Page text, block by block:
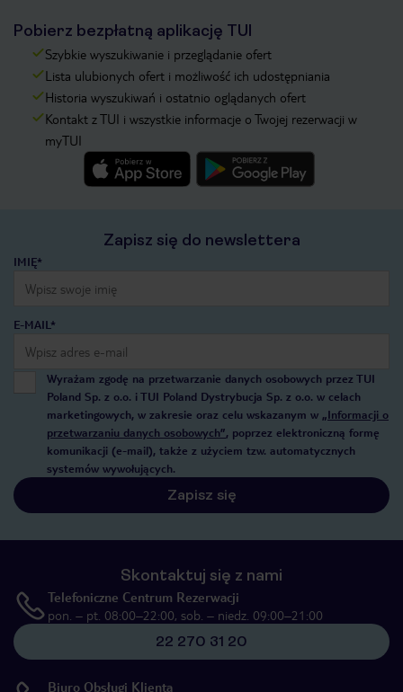
Pobierz bezpłatną aplikację TUI
Szybkie wyszukiwanie i przeglądanie ofert
Lista ulubionych ofert i możliwość ich udostępniania
Historia wyszukiwań i ostatnio oglądanych ofert
Kontakt z TUI i wszystkie informacje o Twojej rezerwacji w
myTUI
Zapisz się do newslettera
IMIĘ*
E-MAIL*
Wyrażam zgodę na przetwarzanie danych osobowych przez TUI
Poland Sp. z o.o. i TUI Poland Dystrybucja Sp. z o.o. w celach
marketingowych, w zakresie oraz celu wskazanym w „Informacji o
przetwarzaniu danych osobowych”, poprzez elektroniczną formę
komunikacji (e-mail), także z użyciem tzw. automatycznych
systemów wywołujących.
Zapisz się
Skontaktuj się z nami
Telefoniczne Centrum Rezerwacji
pon. – pt. 08:00–22:00, sob. – niedz. 09:00–21:00
22 270 31 20
Biuro Obsługi Klienta